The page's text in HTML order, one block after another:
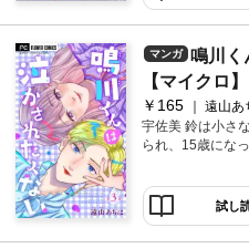
の俺様男子・鳴
信満々に強気な
しょぐしょにさ
いに決まってる
―!! 純真な攻め女
ブ！！待望の第2
マンガ
鳴川く
【マイクロ】
￥165
遠山あ
宇佐美 鈴は小さ
られ、15歳にな
ゃにされてるM
つも通りドM男
の俺様男子・鳴
信満々に強気な
試し